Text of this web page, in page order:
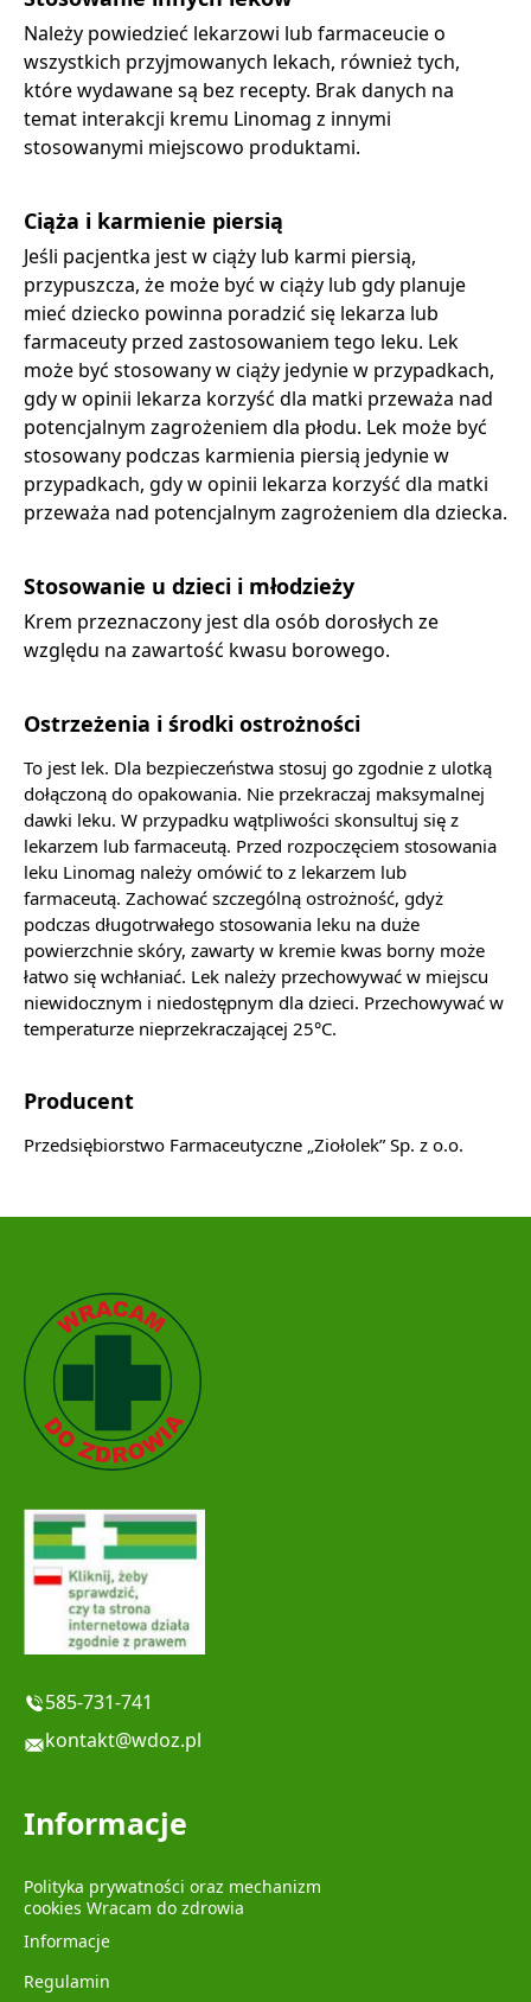
Należy powiedzieć lekarzowi lub farmaceucie o
wszystkich przyjmowanych lekach, również tych,
które wydawane są bez recepty. Brak danych na
temat interakcji kremu Linomag z innymi
stosowanymi miejscowo produktami.
Ciąża i karmienie piersią
Jeśli pacjentka jest w ciąży lub karmi piersią,
przypuszcza, że może być w ciąży lub gdy planuje
mieć dziecko powinna poradzić się lekarza lub
farmaceuty przed zastosowaniem tego leku. Lek
może być stosowany w ciąży jedynie w przypadkach,
gdy w opinii lekarza korzyść dla matki przeważa nad
potencjalnym zagrożeniem dla płodu. Lek może być
stosowany podczas karmienia piersią jedynie w
przypadkach, gdy w opinii lekarza korzyść dla matki
przeważa nad potencjalnym zagrożeniem dla dziecka.
Stosowanie u dzieci i młodzieży
Krem przeznaczony jest dla osób dorosłych ze
względu na zawartość kwasu borowego.
Ostrzeżenia i środki ostrożności
To jest lek. Dla bezpieczeństwa stosuj go zgodnie z ulotką
dołączoną do opakowania. Nie przekraczaj maksymalnej
dawki leku. W przypadku wątpliwości skonsultuj się z
lekarzem lub farmaceutą. Przed rozpoczęciem stosowania
leku Linomag należy omówić to z lekarzem lub
farmaceutą. Zachować szczególną ostrożność, gdyż
podczas długotrwałego stosowania leku na duże
powierzchnie skóry, zawarty w kremie kwas borny może
łatwo się wchłaniać. Lek należy przechowywać w miejscu
niewidocznym i niedostępnym dla dzieci. Przechowywać w
temperaturze nieprzekraczającej 25°C.
Producent
Przedsiębiorstwo Farmaceutyczne „Ziołolek” Sp. z o.o.
585-731-741
kontakt@wdoz.pl
Informacje
Polityka prywatności oraz mechanizm
cookies Wracam do zdrowia
Informacje
Regulamin